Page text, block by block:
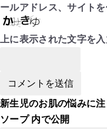
ールアドレス、サイトを
上に表示された文字を
投
稿
新生児のお肌の悩みに
ソープ 内で公開